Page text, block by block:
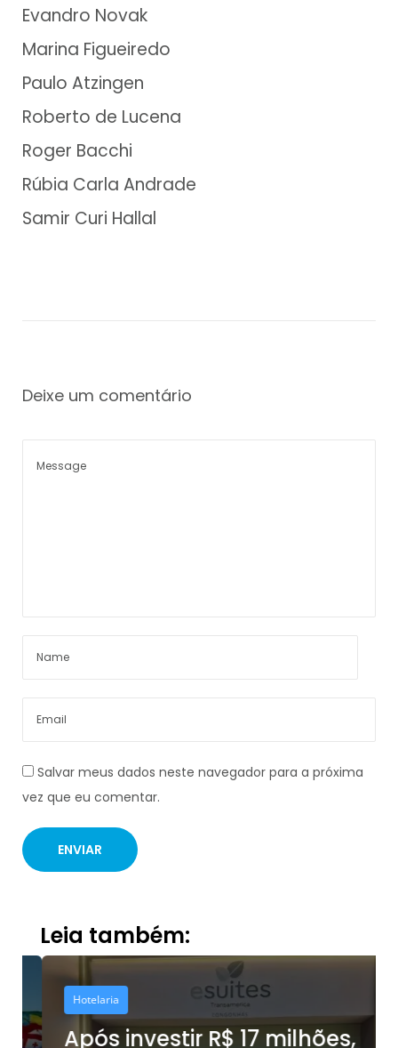
Evandro Novak
Marina Figueiredo
Paulo Atzingen
Roberto de Lucena
Roger Bacchi
Rúbia Carla Andrade
Samir Curi Hallal
Deixe um comentário
Salvar meus dados neste navegador para a próxima
vez que eu comentar.
Leia também:
Hotelaria
Após investir R$ 17 milhões,